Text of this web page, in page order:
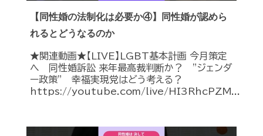
【同性婚の法制化は必要か④】同性婚が認めら
れるとどうなるのか
★関連動画★【LIVE】LGBT基本計画 今月策定
へ 同性婚訴訟 来年最高裁判断か？ ”ジェンダ
ー政策” 幸福実現党はどう考える？
https://youtube.com/live/HI3RhcPZM...